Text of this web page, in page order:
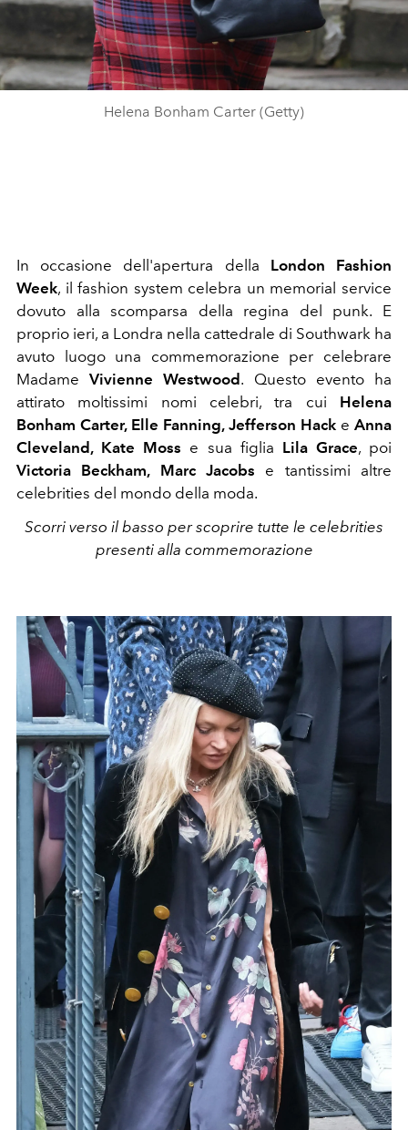
Helena Bonham Carter (Getty)
In occasione dell'apertura della London Fashion
Week, il fashion system celebra un memorial service
dovuto alla scomparsa della regina del punk. E
proprio ieri, a Londra nella cattedrale di Southwark ha
avuto luogo una commemorazione per celebrare
MadameVivienne Westwood . Questo evento ha
attirato moltissimi nomi celebri, tra cui Helena
Bonham Carter, Elle Fanning, Jefferson Hack e Anna
Cleveland, Kate Moss e sua figlia Lila Grace, poi
Victoria Beckham, Marc Jacobs e tantissimi altre
celebrities del mondo della moda.
Scorri verso il basso per scoprire tutte le celebrities
presenti alla commemorazione